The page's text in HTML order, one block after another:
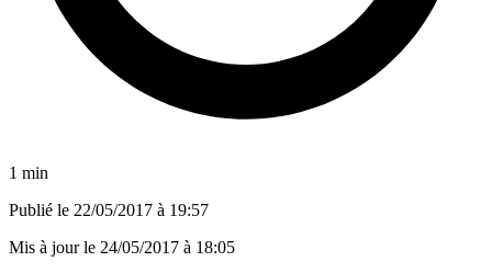
1 min
Publié le 22/05/2017 à 19:57
Mis à jour le 24/05/2017 à 18:05